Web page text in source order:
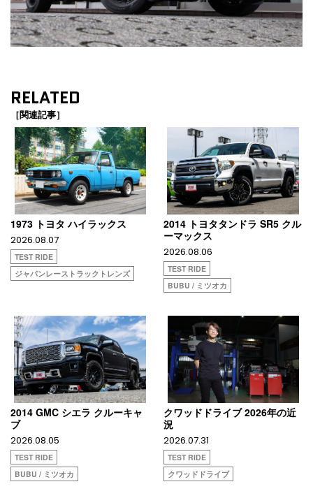
RELATED
［関連記事］
1973 トヨタ ハイラックス
2026.08.07
TEST RIDE
ジャパンレーストラックトレンズ
2014 トヨタタンドラ SR5 クル
ーマックス
2026.08.06
TEST RIDE
BUBU / ミツオカ
2014 GMC シエラ クルーキャ
ブ
2026.08.05
TEST RIDE
BUBU / ミツオカ
クワッドドライブ 2026年の近
況
2026.07.31
TEST RIDE
クワッドドライブ